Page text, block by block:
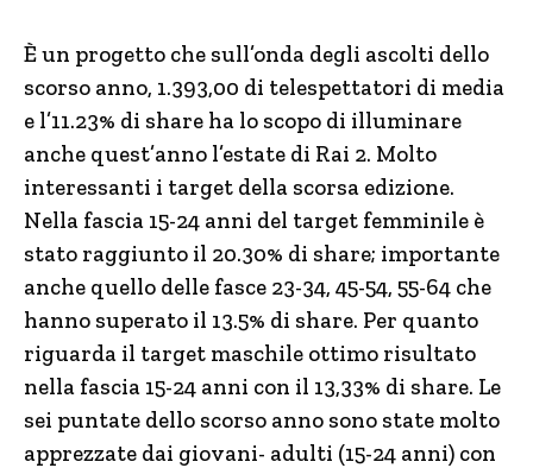
È un progetto che sull’onda degli ascolti dello
scorso anno, 1.393,00 di telespettatori di media
e l’11.23% di share ha lo scopo di illuminare
anche quest’anno l’estate di Rai 2. Molto
interessanti i target della scorsa edizione.
Nella fascia 15-24 anni del target femminile è
stato raggiunto il 20.30% di share; importante
anche quello delle fasce 23-34, 45-54, 55-64 che
hanno superato il 13.5% di share. Per quanto
riguarda il target maschile ottimo risultato
nella fascia 15-24 anni con il 13,33% di share. Le
sei puntate dello scorso anno sono state molto
apprezzate dai giovani- adulti (15-24 anni) con